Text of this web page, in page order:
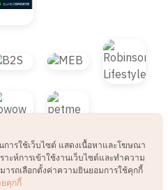
การใช้เว็บไซต์ แสดงเนื้อหาและโฆษณา
าะห์การเข้าใช้งานเว็บไซต์และทำความ
รถเลือกตั้งค่าความยินยอมการใช้คุกกี้
คุกกี้